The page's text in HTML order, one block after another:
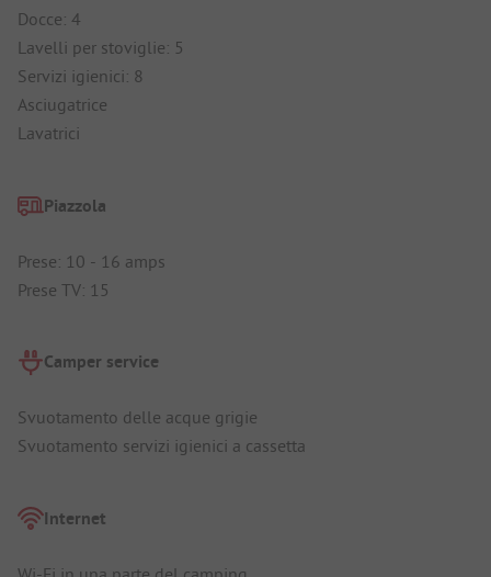
Docce: 4
Lavelli per stoviglie: 5
Servizi igienici: 8
Asciugatrice
Lavatrici
Piazzola
Prese: 10 - 16 amps
Prese TV: 15
Camper service
Svuotamento delle acque grigie
Svuotamento servizi igienici a cassetta
Internet